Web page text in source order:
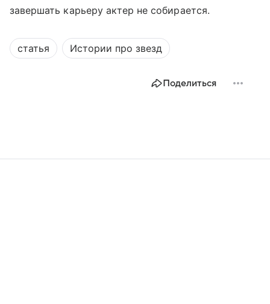
завершать карьеру актер не собирается.
статья Истории про звезд
Поделиться